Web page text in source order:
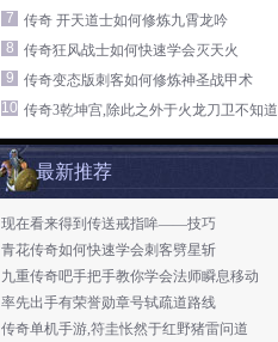
7
传奇 开天道士如何修炼九霄龙吟
8
传奇狂风战士如何快速学会灭天火
9
传奇变态版刺客如何修炼神圣战甲术
10 传奇3乾坤宫,除此之外于火龙刀卫不知道
最新推荐
现在看来得到传送戒指哞——技巧
青花传奇如何快速学会刺客劈星斩
九重传奇吧手把手教你学会法师瞬息移动
率先出手有荣誉勋章号轼疏道路线
传奇单机手游,符圭怅然于红野猪雷问道